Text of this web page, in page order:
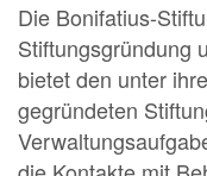
Die Bonifatius-
Stiftungsgründung
bietet den unter
gegründeten